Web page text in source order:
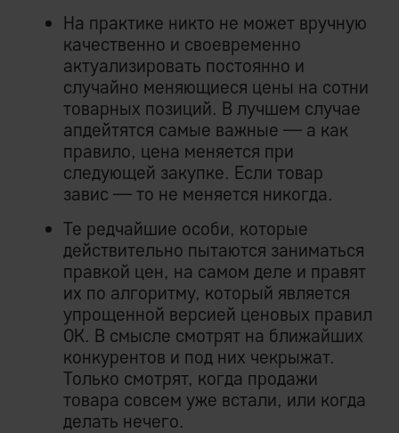
На практике никто не может вручную
качественно и своевременно
актуализировать постоянно и
случайно меняющиеся цены на сотни
товарных позиций. В лучшем случае
апдейтятся самые важные — а как
правило, цена меняется при
следующей закупке. Если товар
завис — то не меняется никогда.
Те редчайшие особи, которые
действительно пытаются заниматься
правкой цен, на самом деле и правят
их по алгоритму, который является
упрощенной версией ценовых правил
ОК. В смысле смотрят на ближайших
конкурентов и под них чекрыжат.
Только смотрят, когда продажи
товара совсем уже встали, или когда
делать нечего.